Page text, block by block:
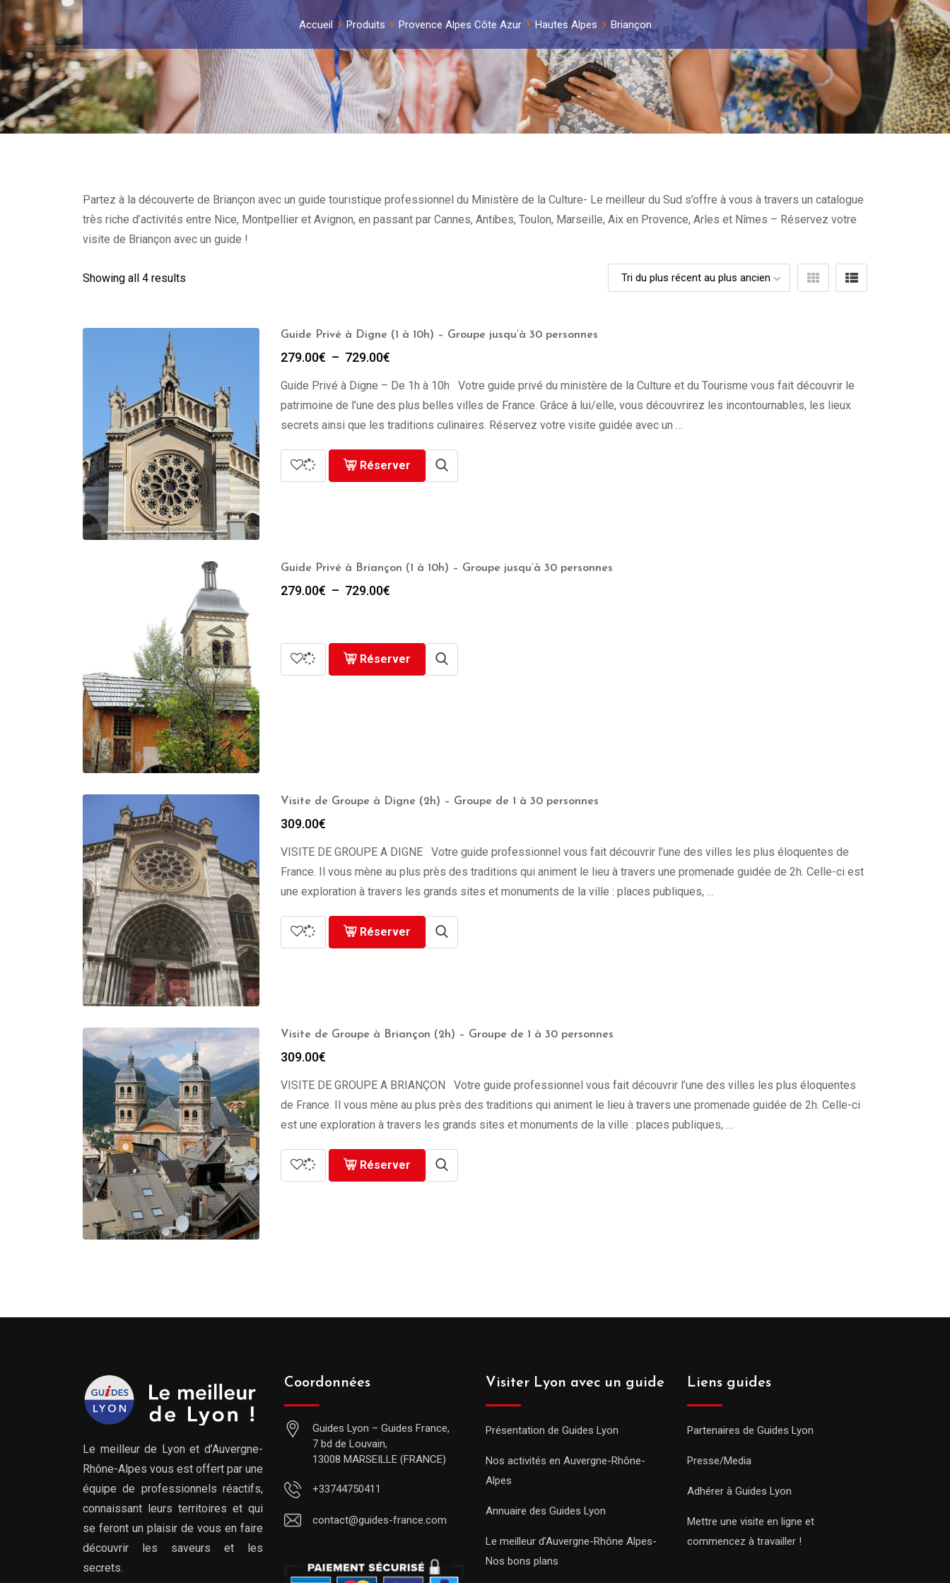
Accueil Produits Provence Alpes Côte Azur Hautes Alpes Briançon
Partez à la découverte de Briançon avec un guide touristique professionnel du Ministère de la Culture- Le meilleur du Sud s’offre à vous à travers un catalogue
très riche d’activités entre Nice, Montpellier et Avignon, en passant par Cannes, Antibes, Toulon, Marseille, Aix en Provence, Arles et Nîmes – Réservez votre
visite de Briançon avec un guide !
Showing all 4 results
Guide Privé à Digne (1 à 10h) – Groupe jusqu’à 30 personnes
279.00€ – 729.00€
prix :
279.00€
à
Guide Privé à Digne – De 1h à 10h Votre guide privé du ministère de la Culture et du Tourisme vous fait découvrir le
patrimoine de l’une des plus belles villes de France. Grâce à lui/elle, vous découvrirez les incontournables, les lieux
secrets ainsi que les traditions culinaires. Réservez votre visite guidée avec un …
Réserver
Guide Privé à Briançon (1 à 10h) – Groupe jusqu’à 30 personnes
279.00€ – 729.00€
à
729.00€
Réserver
Visite de Groupe à Digne (2h) – Groupe de 1 à 30 personnes
309.00€
VISITE DE GROUPE A DIGNE Votre guide professionnel vous fait découvrir l’une des villes les plus éloquentes de
France. Il vous mène au plus près des traditions qui animent le lieu à travers une promenade guidée de 2h. Celle-ci est
une exploration à travers les grands sites et monuments de la ville : places publiques, …
Réserver
Visite de Groupe à Briançon (2h) – Groupe de 1 à 30 personnes
309.00€
VISITE DE GROUPE A BRIANÇON Votre guide professionnel vous fait découvrir l’une des villes les plus éloquentes
de France. Il vous mène au plus près des traditions qui animent le lieu à travers une promenade guidée de 2h. Celle-ci
est une exploration à travers les grands sites et monuments de la ville : places publiques, …
Réserver
Le meilleur de Lyon et d’Auvergne-
Rhône-Alpes vous est offert par une
équipe de professionnels réactifs,
connaissant leurs territoires et qui
se feront un plaisir de vous en faire
découvrir les saveurs et les
secrets.
Coordonnées
Guides Lyon – Guides France,
7 bd de Louvain,
13008 MARSEILLE (FRANCE)
+33744750411
contact@guides-france.com
Visiter Lyon avec un guide
Présentation de Guides Lyon
Nos activités en Auvergne-Rhône-
Alpes
Annuaire des Guides Lyon
Le meilleur d’Auvergne-Rhône Alpes-
Nos bons plans
Liens guides
Partenaires de Guides Lyon
Presse/Media
Adhérer à Guides Lyon
Mettre une visite en ligne et
commencez à travailler !